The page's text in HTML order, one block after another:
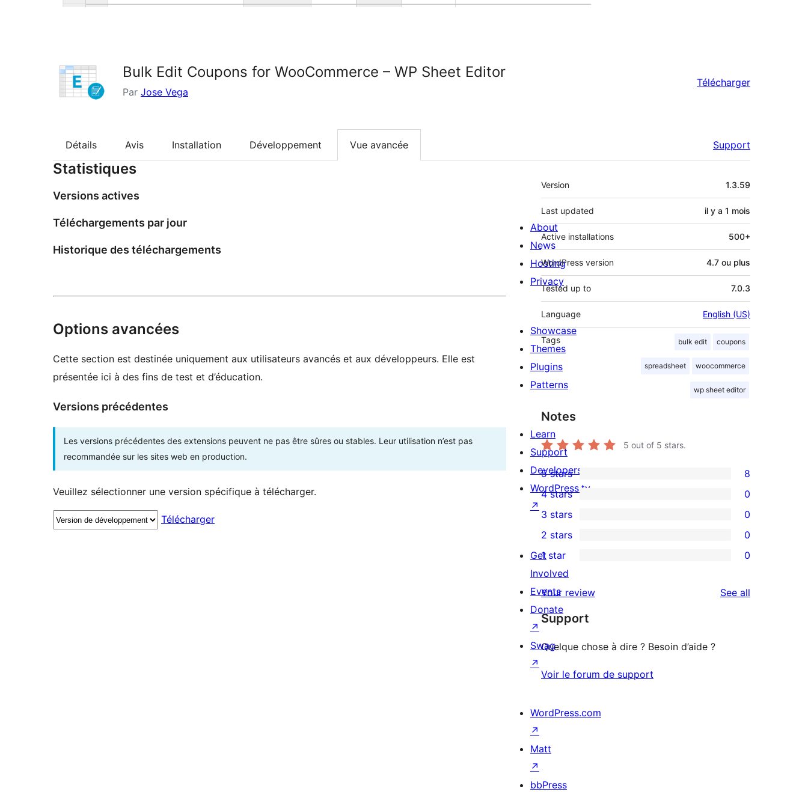
Bulk Edit Coupons for WooCommerce – WP Sheet Editor
Par Jose Vega
Télécharger
Détails Avis Installation Développement Vue avancée Support
Statistiques
Versions actives
Téléchargements par jour
Historique des téléchargements
Options avancées
Cette section est destinée uniquement aux utilisateurs avancés et aux développeurs. Elle est
présentée ici à des fins de test et d’éducation.
Versions précédentes
Les versions précédentes des extensions peuvent ne pas être sûres ou stables. Leur utilisation n’est pas
recommandée sur les sites web en production.
Veuillez sélectionner une version spécifique à télécharger.
Télécharger
Méta
Version 1.3.59
Last updated il y a 1 mois
Active installations 500+
WordPress version 4.7 ou plus
Tested up to 7.0.3
Language English (US)
Tags bulk edit coupons
spreadsheet woocommerce
wp sheet editor
Notes
5 out of 5 stars.
8
5-
star
reviews
5 stars 8
4-
star
reviews
4 stars 0
0
3-
star
reviews
3 stars 0
2-
star
reviews
2 stars 0
0
1-
star
reviews
1 star 0
Your review See all
Support
Quelque chose à dire ? Besoin d’aide ?
Voir le forum de support
About
News
Hosting
Privacy
Showcase
Themes
Plugins
Patterns
Learn
Support
Developers
WordPress.tv
↗
Get
Involved
Events
Donate
↗
Swag
↗
WordPress.com
↗
Matt
↗
bbPress